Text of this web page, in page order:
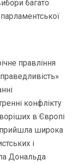
багато
правління
конфлікту
в Європі
прийшла широка
і
Дональда